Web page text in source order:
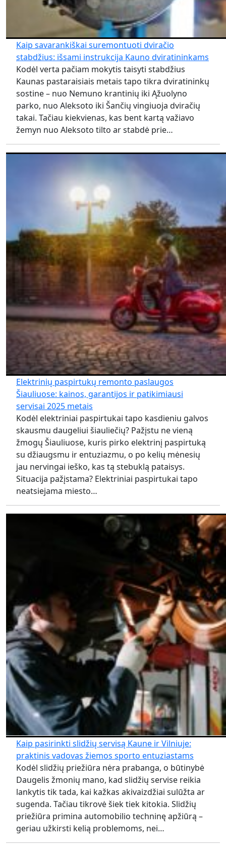
Kaip savarankiškai suremontuoti dviračio
stabdžius: išsami instrukcija Kauno dviratininkams
Kodėl verta pačiam mokytis taisyti stabdžius
Kaunas pastaraisiais metais tapo tikra dviratininkų
sostine – nuo Nemuno krantinių iki Ąžuolyno
parko, nuo Aleksoto iki Šančių vingiuoja dviračių
takai. Tačiau kiekvienas, kas bent kartą važiavo
žemyn nuo Aleksoto tilto ar stabdė prie…
Elektrinių paspirtukų remonto paslaugos
Šiauliuose: kainos, garantijos ir patikimiausi
servisai 2025 metais
Kodėl elektriniai paspirtukai tapo kasdieniu galvos
skausmu daugeliui šiauliečių? Pažįstu ne vieną
žmogų Šiauliuose, kuris pirko elektrinį paspirtuką
su džiaugsmu ir entuziazmu, o po kelių mėnesių
jau nervingai ieško, kas tą stebuklą pataisys.
Situacija pažįstama? Elektriniai paspirtukai tapo
neatsiejama miesto…
Kaip pasirinkti slidžių servisą Kaune ir Vilniuje:
praktinis vadovas žiemos sporto entuziastams
Kodėl slidžių priežiūra nėra prabanga, o būtinybė
Daugelis žmonių mano, kad slidžių servise reikia
lankytis tik tada, kai kažkas akivaizdžiai sulūžta ar
sugenda. Tačiau tikrovė šiek tiek kitokia. Slidžių
priežiūra primina automobilio techninę apžiūrą –
geriau užkirsti kelią problemoms, nei…